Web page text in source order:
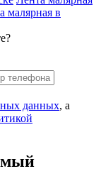
малярная в
данных, а